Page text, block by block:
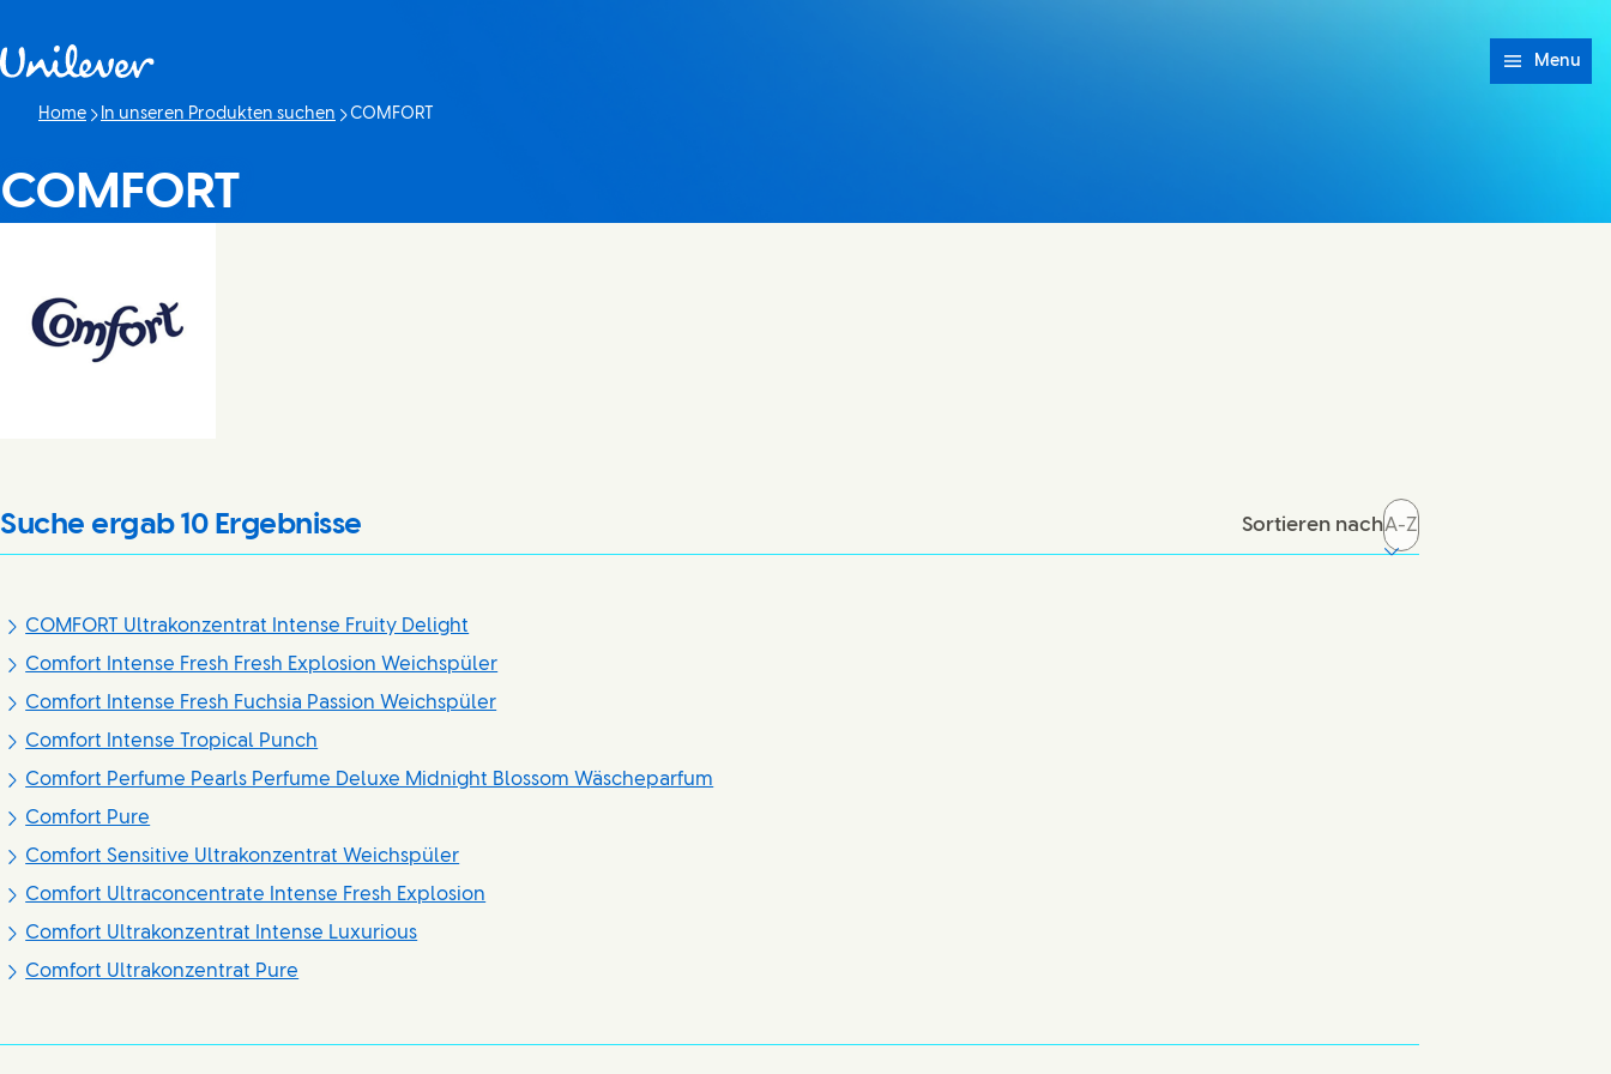
Menu
Home In unseren Produkten suchen
Aktuelle Seite:
COMFORT
COMFORT
Suche ergab10Ergebnisse Sortieren nach
COMFORT Ultrakonzentrat Intense Fruity Delight
Comfort Intense Fresh Fresh Explosion Weichspüler
Comfort Intense Fresh Fuchsia Passion Weichspüler
Comfort Intense Tropical Punch
Comfort Perfume Pearls Perfume Deluxe Midnight Blossom Wäscheparfum
Comfort Pure
Comfort Sensitive Ultrakonzentrat Weichspüler
Comfort Ultraconcentrate Intense Fresh Explosion
Comfort Ultrakonzentrat Intense Luxurious
Comfort Ultrakonzentrat Pure